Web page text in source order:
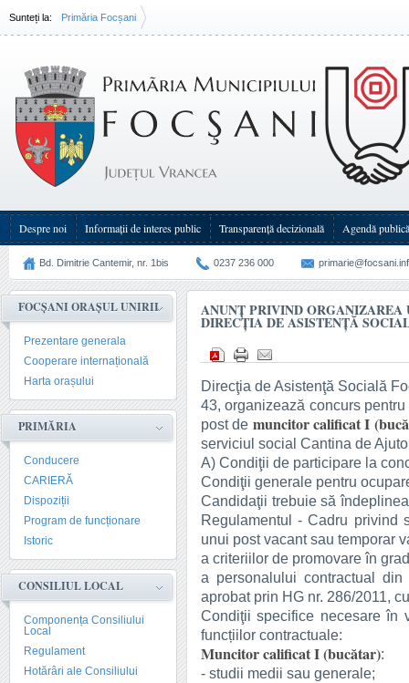
Sunteți la: Primăria Focșani
Despre noi Informații de interes public Transparenţă decizională Agendă publică
Bd. Dimitrie Cantemir, nr. 1bis 0237 236 000
FOCȘANI ORAȘUL UNIRII
Prezentare generala
Cooperare internațională
Harta orașului
PRIMĂRIA
Conducere
CARIERĂ
Dispoziții
Program de funcționare
Istoric
CONSILIUL LOCAL
Componența Consiliului
Local
Regulament
Hotărâri ale Consiliului
ANUNȚ PRIVIND ORGANIZAREA
DIRECȚIA DE ASISTENȚĂ
Direcţia de Asistenţă Socială
43, organizează concurs
post de muncitor calificat I
serviciul social Cantina de
A) Condiţii de participare la
Condiţii generale pentru
Candidaţii trebuie să
Regulamentul - Cadru privind
unui post vacant sau temporar
a criteriilor de promovare în
a personalului contractual
aprobat prin HG nr. 286/2011,
Condiţii specifice necesare în
funcțiilor contractuale:
Muncitor calificat I (bucătar):
- studii medii sau generale;